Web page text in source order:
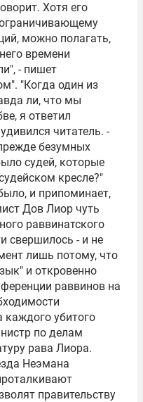
Хотя его
ограничивающему
можно полагать,
времени
- пишет
"Когда один из
ли, что мы
я ответил
читатель. -
безумных
судей, которые
кресле?"
и припоминает,
Дов Лиор чуть
раввинатского
свершилось - и не
лишь потому, что
и откровенно
раввинов на
каждого убитого
по делам
рава Лиора.
Неэмана
правительству